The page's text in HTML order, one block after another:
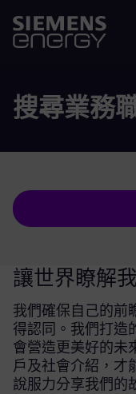
搜尋業務
讓世界瞭解
我們確保自己的前
得認同。我們打造
會營造更美好的未
戶及社會介紹，才
說服力分享我們的